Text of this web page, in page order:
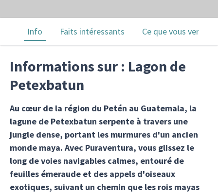
Info Faits intéressants Ce que vous verrez
Informations sur : Lagon de
Petexbatun
Au cœur de la région du Petén au Guatemala, la
lagune de Petexbatun serpente à travers une
jungle dense, portant les murmures d'un ancien
monde maya. Avec Puraventura, vous glissez le
long de voies navigables calmes, entouré de
feuilles émeraude et des appels d'oiseaux
exotiques, suivant un chemin que les rois mayas